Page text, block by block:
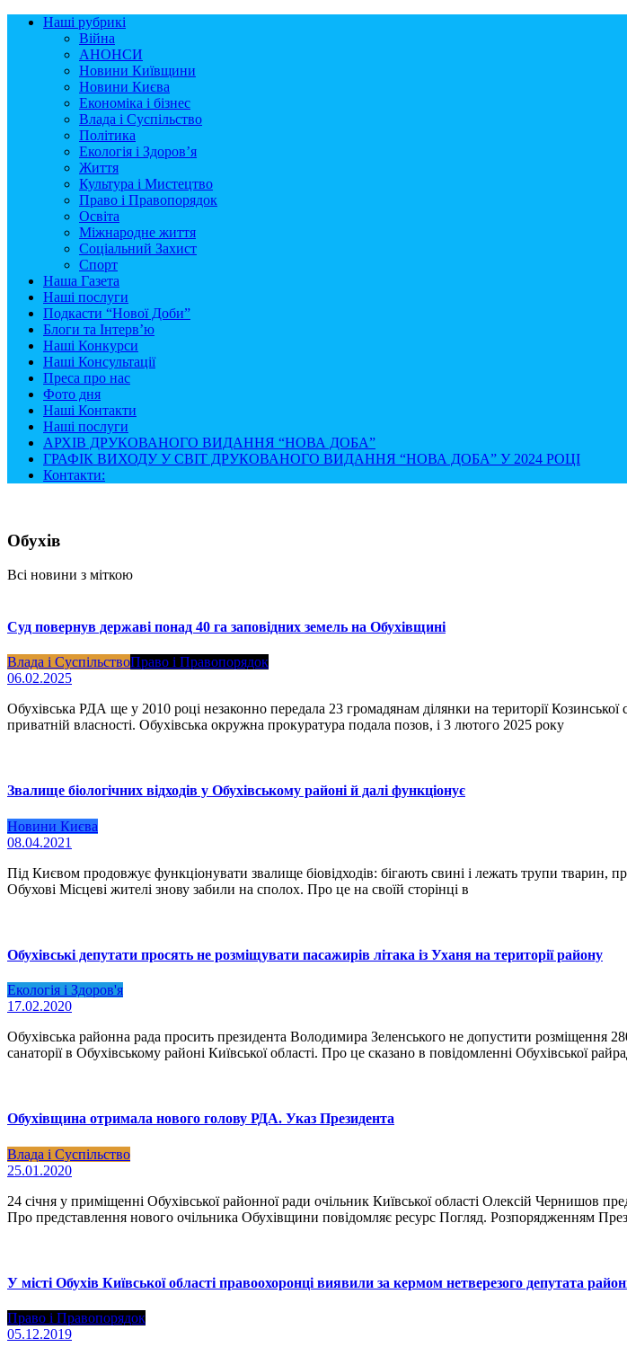
Наші рубрикі
Війна
АНОНСИ
Новини Київщини
Новини Києва
Економіка і бізнес
Влада і Суспільство
Політика
Екологія і Здоров’я
Життя
Культура і Мистецтво
Право і Правопорядок
Освіта
Міжнародне життя
Соціальний Захист
Спорт
Наша Газета
Наші послуги
Подкасти “Нової Доби”
Блоги та Інтерв’ю
Наші Конкурси
Наші Консультації
Преса про нас
Фото дня
Наші Контакти
Наші послуги
АРХІВ ДРУКОВАНОГО ВИДАННЯ “НОВА ДОБА”
ГРАФІК ВИХОДУ У СВІТ ДРУКОВАНОГО ВИДАННЯ “НОВА ДОБА” У 2024 РОЦІ
Контакти:
Обухів
Всі новини з міткою
Суд повернув державі понад 40 га заповідних земель на Обухівщині
Влада і СуспільствоПраво і Правопорядок
06.02.2025
Обухівська РДА ще у 2010 році незаконно передала 23 громадянам ділянки на території
приватній власності. Обухівська окружна прокуратура подала позов, і 3 лютого 2025 року
Звалище біологічних відходів у Обухівському районі й далі функціонує
Новини Києва
08.04.2021
Під Києвом продовжує функціонувати звалище біовідходів: бігають свині і лежать трупи тварин,
Обухові Місцеві жителі знову забили на сполох. Про це на своїй сторінці в
Обухівські депутати просять не розміщувати пасажирів літака із Уханя на території району
Екологія і Здоров'я
17.02.2020
Обухівська районна рада просить президента Володимира Зеленського не допустити розміщення
санаторії в Обухівському районі Київської області. Про це сказано в повідомленні Обухівської
Обухівщина отримала нового голову РДА. Указ Президента
Влада і Суспільство
25.01.2020
24 січня у приміщенні Обухівської районної ради очільник Київської області Олексій Чернишов
Про представлення нового очільника Обухівщини повідомляє ресурс Погляд. Розпорядженням
У місті Обухів Київської області правоохоронці виявили за кермом нетверезого депутата
Право і Правопорядок
05.12.2019